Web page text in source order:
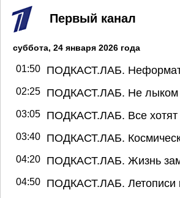
Первый канал
суббота, 24 января 2026 года
01:50 ПОДКАСТ.ЛАБ.
02:25 ПОДКАСТ.ЛАБ. Не
03:05 ПОДКАСТ.ЛАБ. Все хотят
03:40 ПОДКАСТ.ЛАБ.
04:20 ПОДКАСТ.ЛАБ. Жизнь
04:50 ПОДКАСТ.ЛАБ. Летописи